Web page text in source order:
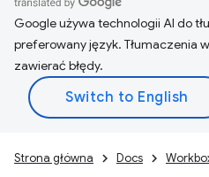
Google używa technologii AI do
preferowany język. Tłumaczenia
zawierać błędy.
Strona główna Docs